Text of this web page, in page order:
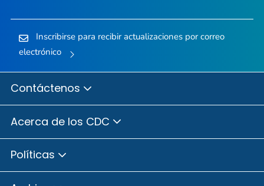
Inscribirse para recibir actualizaciones por correo
electrónico
Contáctenos
Acerca de los CDC
Políticas